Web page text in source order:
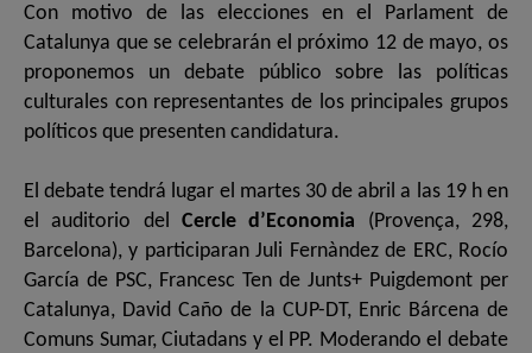
Con motivo de las elecciones en el Parlament de
Catalunya que se celebrarán el próximo 12 de mayo, os
proponemos un debate público sobre las políticas
culturales con representantes de los principales grupos
políticos que presenten candidatura.
El debate tendrá lugar el martes 30 de abril a las 19 h en
el auditorio del Cercle d’Economia (Provença, 298,
Barcelona), y participaran Juli Fernàndez de ERC, Rocío
García de PSC, Francesc Ten de Junts+ Puigdemont per
Catalunya, David Caño de la CUP-DT, Enric Bárcena de
Comuns Sumar, Ciutadans y el PP. Moderando el debate